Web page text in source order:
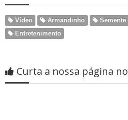
Vídeo Armandinho Semente
Entretenimento
Curta a nossa página no